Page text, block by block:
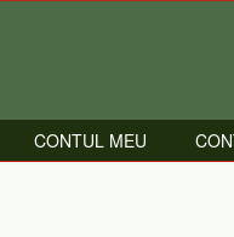
CONTUL MEU